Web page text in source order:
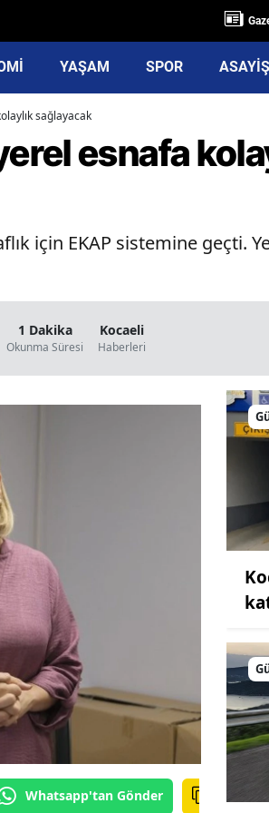
YAŞAM SPOR ASAYİŞ
sağlayacak
esnafa
için EKAP sistemine geçti.
1 Dakika
Okunma Süresi
Kocaeli
Haberleri
Whatsapp'tan Gönder